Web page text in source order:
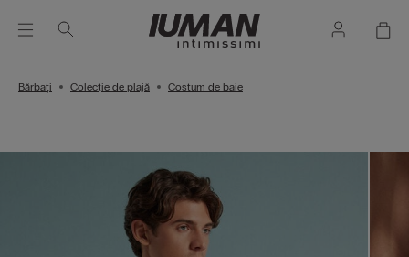
Bărbați Colecție de plajă Costum de baie